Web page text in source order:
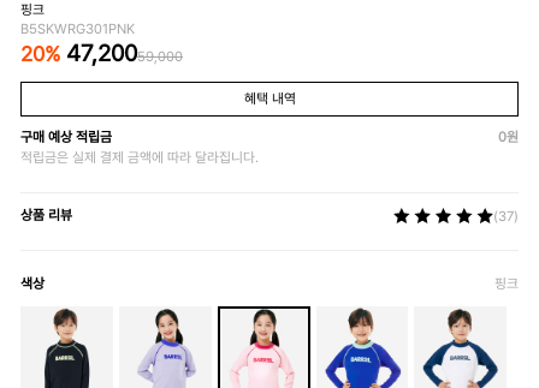
핑크
B5SKWRG301PNK
20% 47,20059,000
혜택 내역
구매 예상 적립금 0원
적립금은 실제 결제 금액에 따라 달라집니다.
상품 리뷰 (37)
색상 핑크